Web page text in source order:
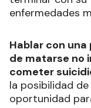
enfermedades
Hablar con
de matarse no
cometer
la posibilidad
oportunidad